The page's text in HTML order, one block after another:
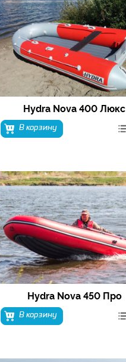
Hydra Nova 400 Люкс
В корзину
Hydra Nova 450 Про
В корзину